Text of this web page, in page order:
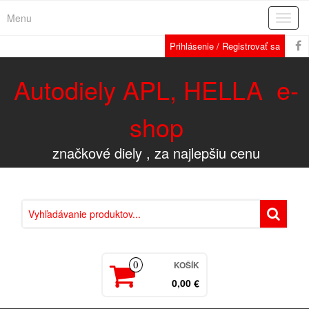
Menu
Prihlásenie / Registrovať sa
Autodiely APL, HELLA e-
shop
značkové diely , za najlepšiu cenu
0 KOŠÍK
0,00 €